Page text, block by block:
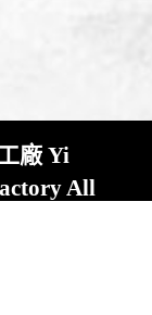
廠 Yi
All